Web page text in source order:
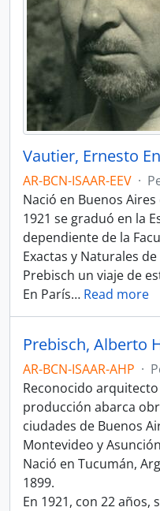
Vautier, Ernesto
AR-BCN-ISAAR-EEV ·
Nació en Buenos
1921 se graduó en la
dependiente de la
Exactas y Naturales
Prebisch un viaje de
En París… Read more
Prebisch, Alberto
AR-BCN-ISAAR-AHP ·
Reconocido
producción abarca
ciudades de Buenos
Montevideo y
Nació en Tucumán,
1899.
En 1921, con 22 años,